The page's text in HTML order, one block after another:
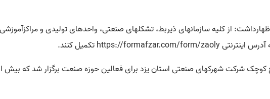
از کلیه سازمانهای ذیربط، تشکلهای صنعتی، واحدهای تولیدی و
https://formafzar.com/form/zaolyتکمیل کنند.